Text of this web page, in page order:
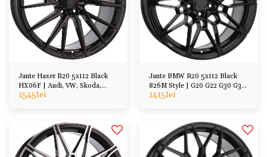
Jante Haxer R20 5x112 Black
HX06F | Audi, VW, Skoda,
BMW, Mercedes
1545lei
Jante BMW R20 5x112 Black
826M Style | G20 G22 G30 G32
G11 G70 G01 G02
1415lei